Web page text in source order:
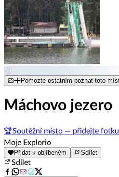
Pomozte ostatním poznat toto
Máchovo jezero
🏆Soutěžní místo — přidejte
Moje Explorio
Přidat k oblíbeným Sdílet
Sdílet